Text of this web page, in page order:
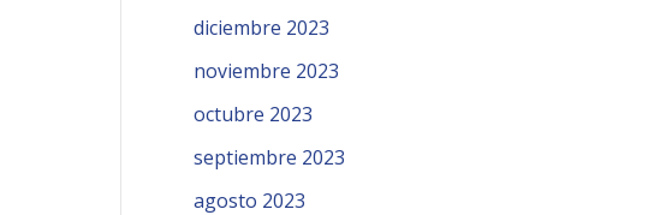
diciembre 2023
noviembre 2023
octubre 2023
septiembre 2023
agosto 2023